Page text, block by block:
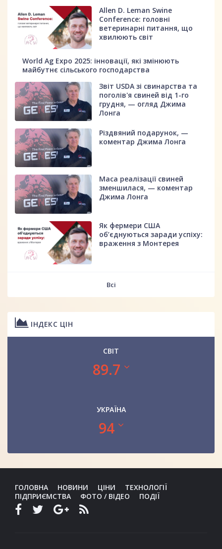
Allen D. Leman Swine
Conference: головні
ветеринарні питання, що
хвилюють світ
World Ag Expo 2025: інновації, які змінюють
майбутнє сільського господарства
Звіт USDA зі свинарства та
поголів'я свиней від 1-го
грудня, — огляд Джима
Лонга
Різдвяний подарунок, —
коментар Джима Лонга
Маса реалізації свиней
зменшилася, — коментар
Джима Лонга
Як фермери США
об’єднуються заради успіху:
враження з Монтерея
Всі
ІНДЕКС ЦІН
СВІТ
89.7
УКРАЇНА
94
ГОЛОВНА НОВИНИ ЦІНИ
ТЕХНОЛОГІЇ
ПІДПРИЄМСТВА
ФОТО / ВІДЕО ПОДІЇ